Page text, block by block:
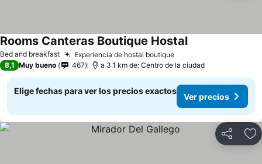
Bed and breakfast Experiencia de hostal boutique
Rooms Canteras Boutique Hostal
8,1 Muy bueno 467 a 3.1 km de: Centro de la ciudad
Elige fechas para ver los precios exactos
Ver precios
Compartir